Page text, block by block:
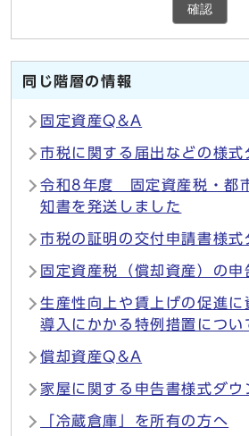
確認
同じ階層の情報
固定資産Q&A
市税に関する届出などの様式
令和8年度 固定資産税・都
知書を発送しました
市税の証明の交付申請書様式
固定資産税（償却資産）の申
生産性向上や賃上げの促進に
導入にかかる特例措置につい
償却資産Q&A
家屋に関する申告書様式ダウ
「冷蔵倉庫」を所有の方へ